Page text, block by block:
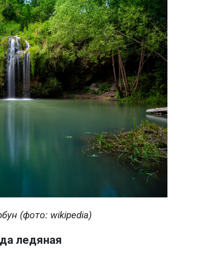
(фото: wikipedia)
ледяная